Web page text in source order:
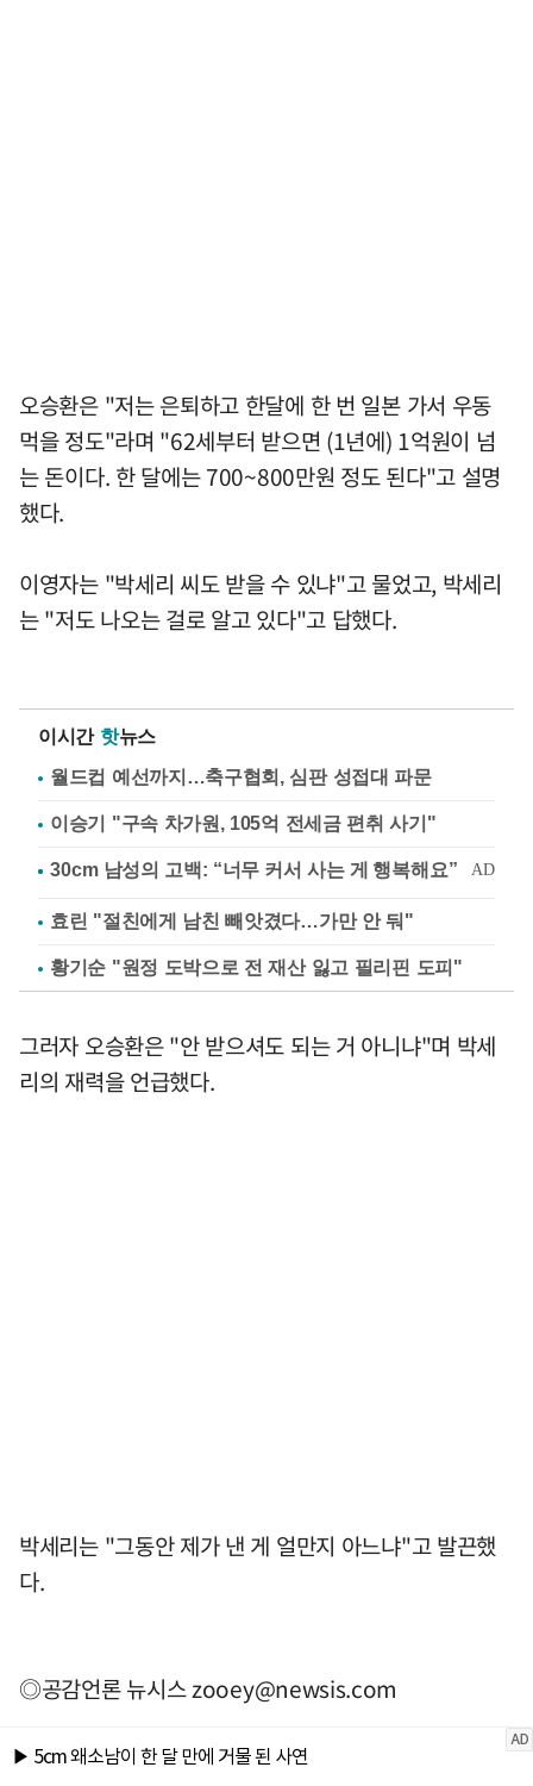
오승환은 "저는 은퇴하고 한달에 한 번 일본 가서 우동
먹을 정도"라며 "62세부터 받으면 (1년에) 1억원이 넘
는 돈이다. 한 달에는 700~800만원 정도 된다"고 설명
했다.
이영자는 "박세리 씨도 받을 수 있냐"고 물었고, 박세리
는 "저도 나오는 걸로 알고 있다"고 답했다.
이시간 핫뉴스
월드컵 예선까지…축구협회, 심판 성접대 파문
이승기 "구속 차가원, 105억 전세금 편취 사기"
효린 "절친에게 남친 빼앗겼다…가만 안 둬"
황기순 "원정 도박으로 전 재산 잃고 필리핀 도피"
그러자 오승환은 "안 받으셔도 되는 거 아니냐"며 박세
리의 재력을 언급했다.
박세리는 "그동안 제가 낸 게 얼만지 아느냐"고 발끈했
다.
◎공감언론 뉴시스zooey@newsis.com